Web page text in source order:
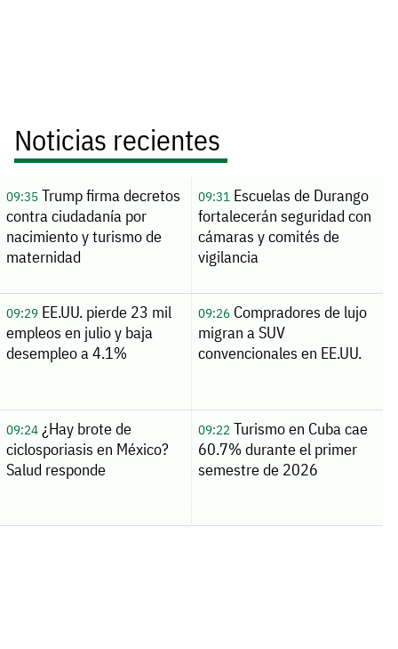
Noticias recientes
09:35Trump firma decretos
contra ciudadanía por
nacimiento y turismo de
maternidad
09:31Escuelas de Durango
fortalecerán seguridad con
cámaras y comités de
vigilancia
09:29EE.UU. pierde 23 mil
empleos en julio y baja
desempleo a 4.1%
09:26Compradores de lujo
migran a SUV
convencionales en EE.UU.
09:24¿Hay brote de
ciclosporiasis en México?
Salud responde
09:22 Turismo en Cuba cae
60.7% durante el primer
semestre de 2026